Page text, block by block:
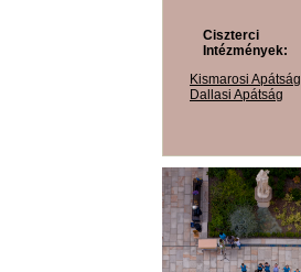
Ciszterci
Intézmények:
Kismarosi Apátság
Dallasi Apátság